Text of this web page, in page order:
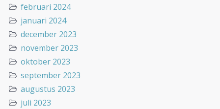
februari 2024
januari 2024
december 2023
november 2023
oktober 2023
september 2023
augustus 2023
juli 2023